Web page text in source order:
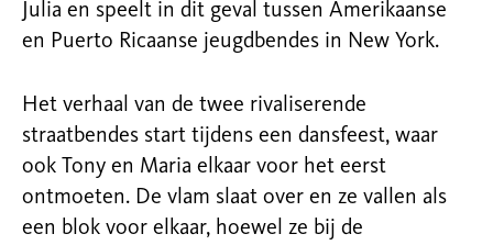
Julia en speelt in dit geval tussen Amerikaanse
en Puerto Ricaanse jeugdbendes in New York.
Het verhaal van de twee rivaliserende
straatbendes start tijdens een dansfeest, waar
ook Tony en Maria elkaar voor het eerst
ontmoeten. De vlam slaat over en ze vallen als
een blok voor elkaar, hoewel ze bij de